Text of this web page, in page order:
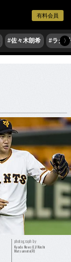
有料会員
#佐々木朗希 #ラグ〉
photograph by
Kyodo News(L)/Kiichi
Matsumoto(R)